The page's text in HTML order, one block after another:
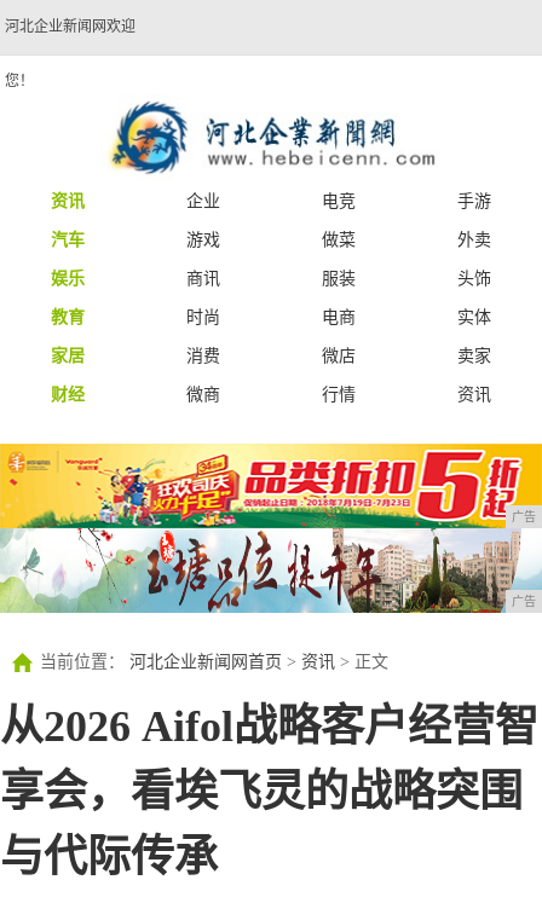
河北企业新闻网欢迎
您！
资讯 企业 电竞
手游
汽车
游戏 做菜
外卖
娱乐
商讯 服装
头饰
教育
时尚 电商
实体
家居
消费 微店
卖家
财经
微商 行情 资讯
广告
广告
当前位置： 河北企业新闻网首页 > 资讯 > 正文
从2026 Aifol战略客户经营智
享会，看埃飞灵的战略突围
与代际传承